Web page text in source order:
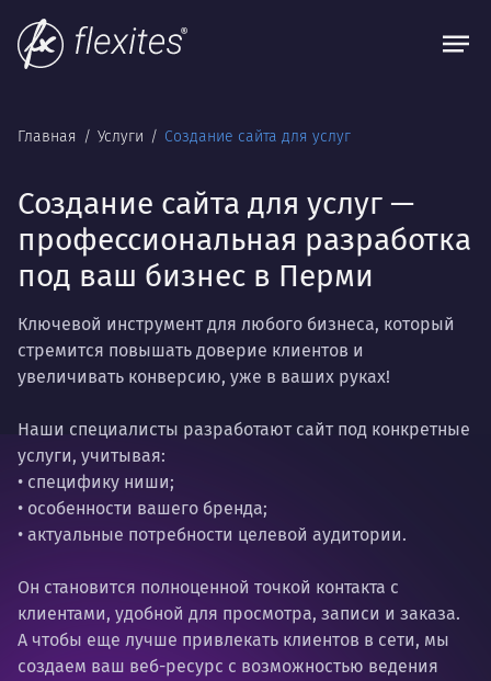
Главная Услуги Создание сайта для услуг
Создание сайта для услуг —
профессиональная разработка
под ваш бизнес в Перми
Ключевой инструмент для любого бизнеса, который
стремится повышать доверие клиентов и
увеличивать конверсию, уже в ваших руках!
Наши специалисты разработают сайт под конкретные
услуги, учитывая:
• специфику ниши;
• особенности вашего бренда;
• актуальные потребности целевой аудитории.
Он становится полноценной точкой контакта с
клиентами, удобной для просмотра, записи и заказа.
А чтобы еще лучше привлекать клиентов в сети, мы
создаем ваш веб-ресурс с возможностью ведения